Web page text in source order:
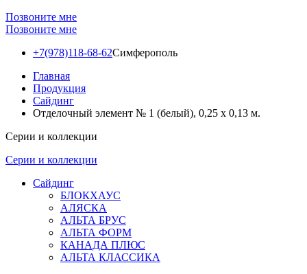
Позвоните мне
Позвоните мне
+7(978)118-68-62Симферополь
Главная
Продукция
Сайдинг
Отделочный элемент № 1 (белый), 0,25 х 0,13 м.
Серии и коллекции
Серии и коллекции
Сайдинг
БЛОКХАУС
АЛЯСКА
АЛЬТА БРУС
АЛЬТА ФОРМ
КАНАДА ПЛЮС
АЛЬТА КЛАССИКА